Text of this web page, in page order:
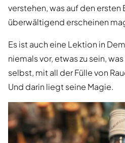
verstehen, was auf den
überwältigend erscheinen
Es ist auch eine Lektion in
niemals vor, etwas zu sein,
selbst, mit all der Fülle von
Und darin liegt seine Magie.